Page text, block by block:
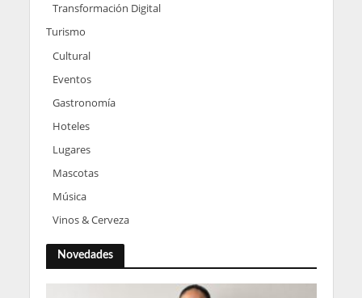
Transformación Digital
Turismo
Cultural
Eventos
Gastronomía
Hoteles
Lugares
Mascotas
Música
Vinos & Cerveza
Novedades